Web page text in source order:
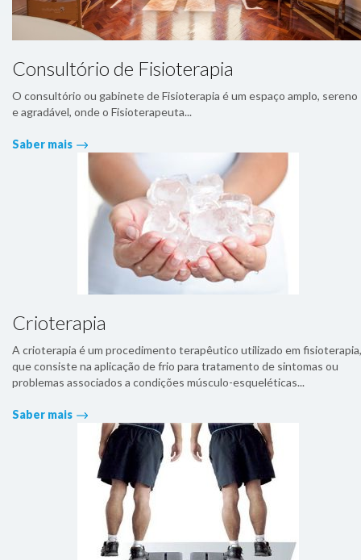
Consultório de Fisioterapia
O consultório ou gabinete de Fisioterapia é um espaço amplo, sereno
e agradável, onde o Fisioterapeuta...
Saber mais
Crioterapia
A crioterapia é um procedimento terapêutico utilizado em fisioterapia,
que consiste na aplicação de frio para tratamento de sintomas ou
problemas associados a condições músculo-esqueléticas...
Saber mais